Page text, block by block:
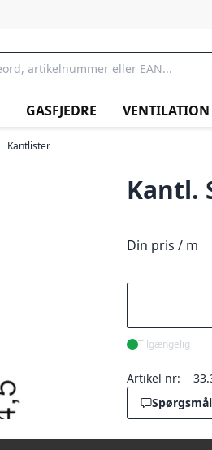
GASFJEDRE VENTILATION
Kantlister
Kantl.
Din pris / m
Tilgængelig
Artikel nr: